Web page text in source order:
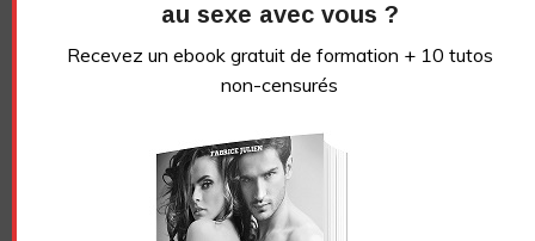
Recevez un ebook de conseils gratuit + 10 tutos
vidéos sans censure
au sexe avec vous ?
Recevez un ebook gratuit de formation + 10 tutos
non-censurés